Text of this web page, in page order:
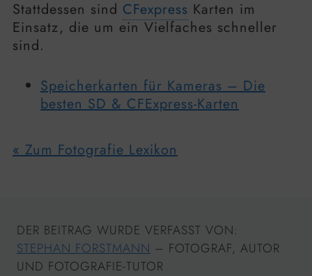
Stattdessen sind CFexpress Karten im
Einsatz, die um ein Vielfaches schneller
sind.
Speicherkarten für Kameras – Die
besten SD & CFExpress-Karten
« Zum Fotografie Lexikon
DER BEITRAG WURDE VERFASST VON:
STEPHAN FORSTMANN – FOTOGRAF, AUTOR
UND FOTOGRAFIE-TUTOR